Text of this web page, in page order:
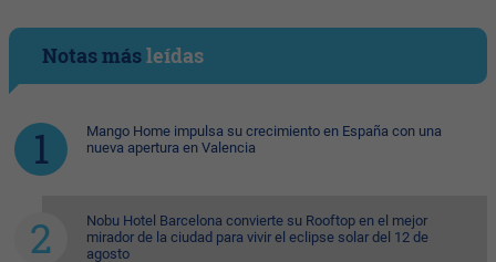
Notas másleídas
Mango Home impulsa su crecimiento en España con una
nueva apertura en Valencia
Nobu Hotel Barcelona convierte su Rooftop en el mejor
mirador de la ciudad para vivir el eclipse solar del 12 de
agosto